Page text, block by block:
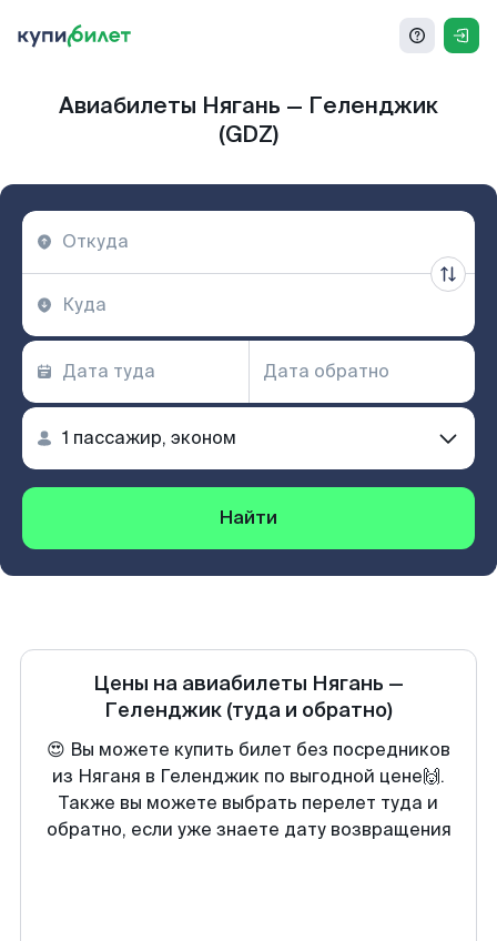
Авиабилеты Нягань — Геленджик
(GDZ)
Найти
Цены на авиабилеты Нягань —
Геленджик (туда и обратно)
😍 Вы можете купить билет без посредников
из Няганя в Геленджик по выгодной цене🙌.
Также вы можете выбрать перелет туда и
обратно, если уже знаете дату возвращения